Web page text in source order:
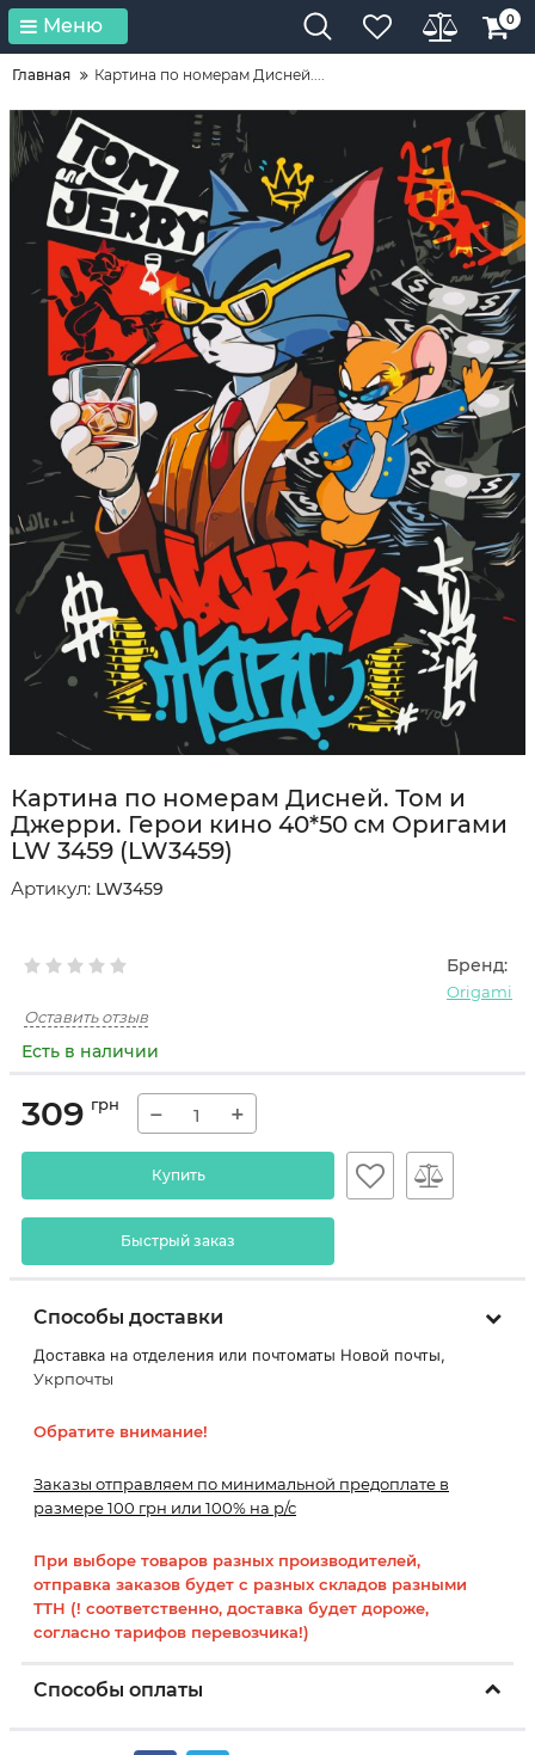
Меню 0
Главная Картина по номерам Дисней....
Картина по номерам Дисней. Том и
Джерри. Герои кино 40*50 см Оригами
LW 3459 (LW3459)
Артикул: LW3459
Бренд:
Origami
Оставить отзыв
Есть в наличии
309 грн − +
Купить
Быстрый заказ
Способы доставки
Доставка на отделения или почтоматы Новой почты,
Укрпочты
Обратите внимание!
Заказы отправляем по минимальной предоплате в
размере 100 грн или 100% на р/с
При выборе товаров разных производителей,
отправка заказов будет с разных складов разными
ТТН (! соответственно, доставка будет дороже,
согласно тарифов перевозчика!)
Способы оплаты